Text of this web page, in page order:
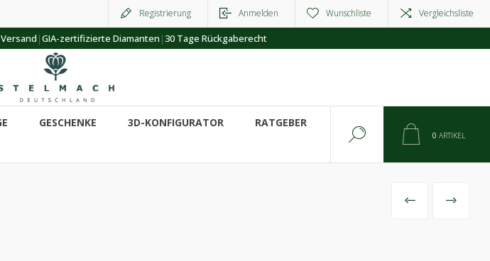
Registrierung Anmelden Wunschliste Vergleichsliste
|GIA-zertifizierte Diamanten |30 Tage Rückgaberecht
GESCHENKE 3D-KONFIGURATOR
RATGEBER
0 ARTIKEL
VORHERIGES